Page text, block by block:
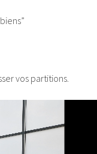
vos partitions.